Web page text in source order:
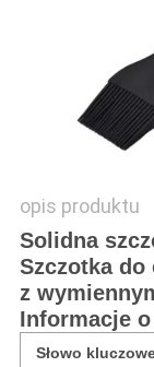
opis produktu
Solidna
Szczotka do
z
Informacje
Słowo